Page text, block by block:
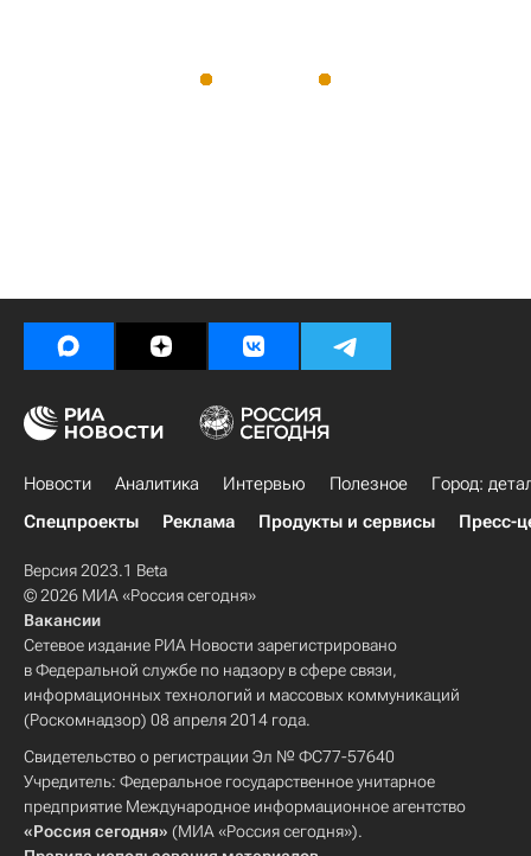
Новости Аналитика Интервью Полезное
Город:
Спецпроекты
Реклама Продукты и сервисы Пресс-
Версия 2023.1 Beta
© 2026 МИА «Россия сегодня»
Вакансии
Сетевое издание РИА Новости зарегистрировано
в Федеральной службе по надзору в сфере связи,
информационных технологий и массовых коммуникаций
(Роскомнадзор) 08 апреля 2014 года.
Свидетельство о регистрации Эл № ФС77-57640
Учредитель: Федеральное государственное унитарное
предприятие Международное информационное агентство
«Россия сегодня» (МИА «Россия сегодня»).